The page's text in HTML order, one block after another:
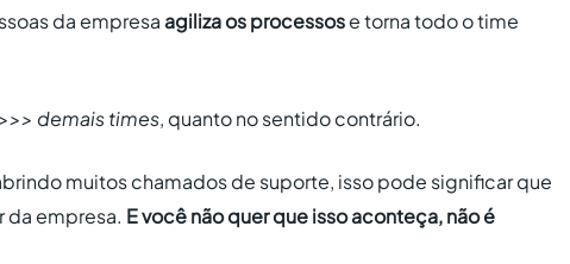
da empresa agiliza os processose torna todo o time
demais times, quanto no sentido contrário.
muitos chamados de suporte, isso pode significar que
da empresa. E você não quer que isso aconteça, não é